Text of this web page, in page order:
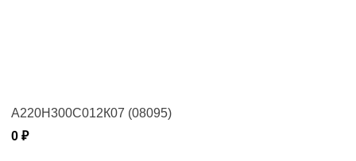
А220Н300С012К07 (08095)
0 ₽